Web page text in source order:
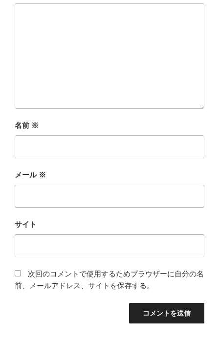
名前 ※
メール ※
サイト
次回のコメントで使用するためブラウザーに自分の名
前、メールアドレス、サイトを保存する。